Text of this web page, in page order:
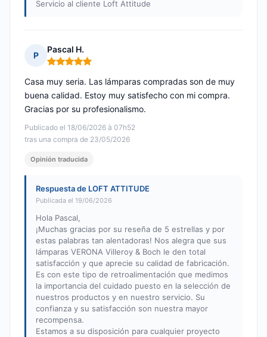
Servicio al cliente Loft Attitude
P
Pascal H.
Nota: 5 de 5
Publicado el 18/06/2026 à 07h52
tras una compra de 23/05/2026
Casa muy seria. Las lámparas compradas son de muy
buena calidad. Estoy muy satisfecho con mi compra.
Gracias por su profesionalismo.
Opinión traducida
Respuesta de LOFT ATTITUDE
Publicada el 19/06/2026
Hola Pascal,
¡Muchas gracias por su reseña de 5 estrellas y por
estas palabras tan alentadoras! Nos alegra que sus
lámparas VERONA Villeroy & Boch le den total
satisfacción y que aprecie su calidad de fabricación.
Es con este tipo de retroalimentación que medimos
la importancia del cuidado puesto en la selección de
nuestros productos y en nuestro servicio. Su
confianza y su satisfacción son nuestra mayor
recompensa.
Estamos a su disposición para cualquier proyecto